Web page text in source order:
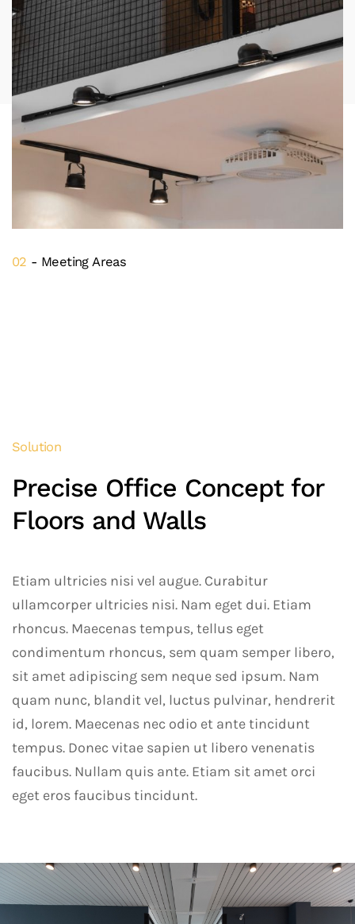
02 - Meeting Areas
Solution
Precise Office Concept for
Floors and Walls
Etiam ultricies nisi vel augue. Curabitur
ullamcorper ultricies nisi. Nam eget dui. Etiam
rhoncus. Maecenas tempus, tellus eget
condimentum rhoncus, sem quam semper libero,
sit amet adipiscing sem neque sed ipsum. Nam
quam nunc, blandit vel, luctus pulvinar, hendrerit
id, lorem. Maecenas nec odio et ante tincidunt
tempus. Donec vitae sapien ut libero venenatis
faucibus. Nullam quis ante. Etiam sit amet orci
eget eros faucibus tincidunt.